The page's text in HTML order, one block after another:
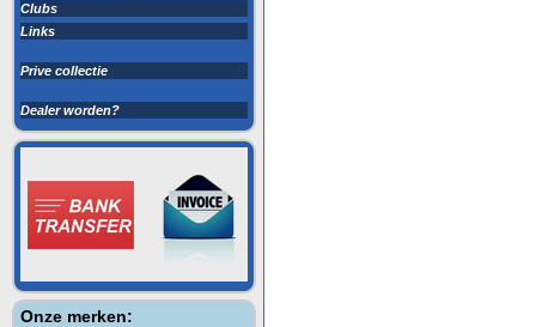
Clubs
Links
Prive collectie
Dealer worden?
Onze merken: